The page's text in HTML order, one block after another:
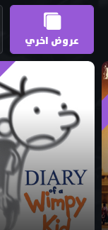
عروض اخري